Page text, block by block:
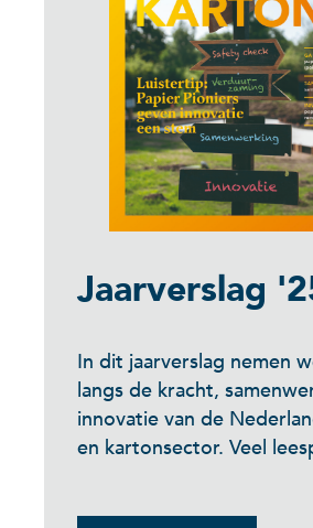
Jaarverslag
In dit jaarverslag nemen
langs de kracht,
innovatie van de
en kartonsector. Veel